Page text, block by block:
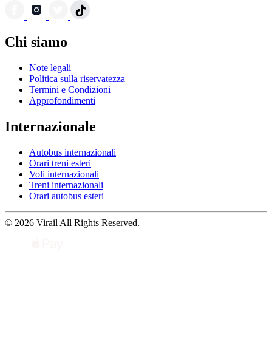
Chi siamo
Note legali
Politica sulla riservatezza
Termini e Condizioni
Approfondimenti
Internazionale
Autobus internazionali
Orari treni esteri
Voli internazionali
Treni internazionali
Orari autobus esteri
© 2026 Virail All Rights Reserved.